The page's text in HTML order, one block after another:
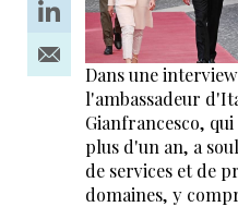
Dans une
l'ambassadeur
Gianfrancesco,
plus d'un an, a
de services et de
domaines, y